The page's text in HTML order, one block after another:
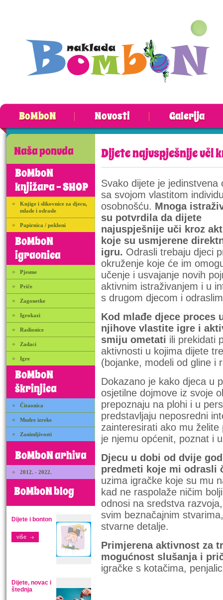
BoMboN Novosti Galerija
Naša ponuda
BoMboN
knjižara - SHOP
Knjige i slikovnice za djecu,
mlade i odrasle
Papirnica / pokloni
BoMboN
igraonica
Pjesme
Priče
Zagonetke
Igrokazi
Radionice
Zadaci
Igre
BoMboN
škrinjica
Čitaonica
Mudre izreke
Zanimljivosti
BoMboN arhiva
2012. - 2022.
BoMboN blog
Dijete i bonton
više
Dijete, novac i
štednja
Dijete najuspješnije uči
Svako dijete je jedinstvena
sa svojom vlastitom
osobnošću. Mnoga
su potvrdila da dijete
najuspješnije uči kroz
koje su usmjerene
igru. Odrasli trebaju djeci
okruženje koje će im
učenje i usvajanje novih
aktivnim istraživanjem i u
s drugom djecom i
Kod mlađe djece proces
njihove vlastite igre i
smiju ometati ili prekidati
aktivnosti u kojima dijete
(bojanke, modeli od gline i
Dokazano je kako djeca u
osjetilne dojmove iz svoje
prepoznaju na plohi i u
predstavljaju neposredni
zainteresirati ako mu
je njemu općenit, poznat i
Djecu u dobi od dvije
predmeti koje mi odrasli
uzima igračke koje su mu
kad ne raspolaže ničim
odnosi na sredstva
svim beznačajnim
stvarne detalje.
Primjerena aktivnost za
mogućnost slušanja i
igračke s kotačima,